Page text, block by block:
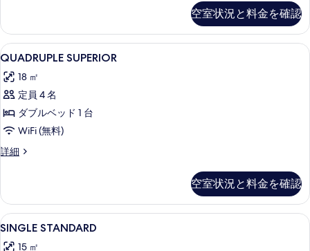
真
を
表
示
す
る
写
真
を
表
示
す
の
詳
細
空室状況と料金を確認
QUADRUPLE
SUPERIOR
の
す
べ
て
の
を
表
示
セーフティボックス (室内)、遮光カ
2
QUADRUPLE SUPERIOR
18 ㎡
定員 4 名
ダブルベッド 1 台
WiFi (無料)
詳細
QUADRUPLE
細
空室状況と料金を確認
SINGLE
STANDARD
セーフティボックス (室内)、遮光カ
3
SINGLE STANDARD
15 ㎡